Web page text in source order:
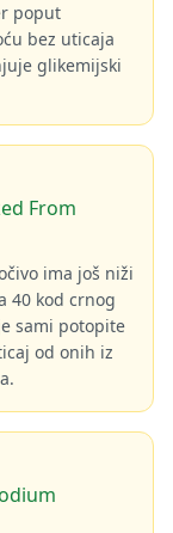
poput
bez uticaja
glikemijski
From
ima još niži
40 kod crnog
sami potopite
od onih iz